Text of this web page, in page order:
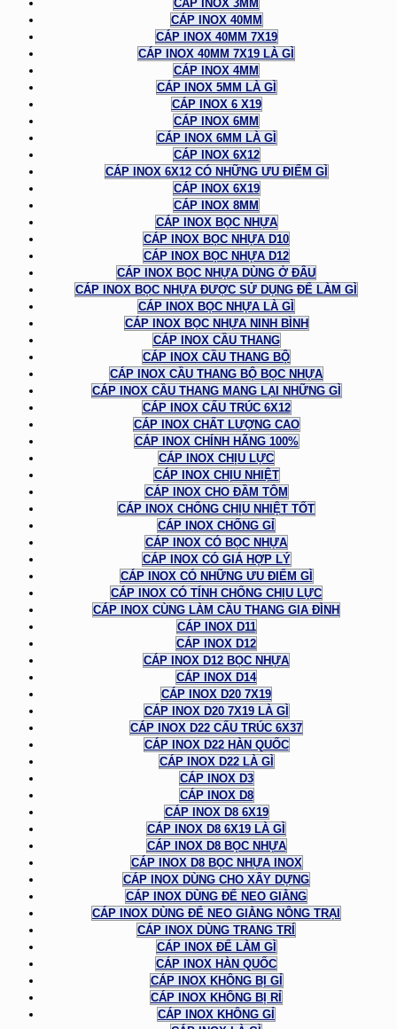
CÁP INOX 3MM
CÁP INOX 40MM
CÁP INOX 40MM 7X19
CÁP INOX 40MM 7X19 LÀ GÌ
CÁP INOX 4MM
CÁP INOX 5MM LÀ GÌ
CÁP INOX 6 X19
CÁP INOX 6MM
CÁP INOX 6MM LÀ GÌ
CÁP INOX 6X12
CÁP INOX 6X12 CÓ NHỮNG ƯU ĐIỂM GÌ
CÁP INOX 6X19
CÁP INOX 8MM
CÁP INOX BỌC NHỰA
CÁP INOX BỌC NHỰA D10
CÁP INOX BỌC NHỰA D12
CÁP INOX BỌC NHỰA DÙNG Ở ĐÂU
CÁP INOX BỌC NHỰA ĐƯỢC SỬ DỤNG ĐỂ LÀM GÌ
CÁP INOX BỌC NHỰA LÀ GÌ
CÁP INOX BỌC NHỰA NINH BÌNH
CÁP INOX CẦU THANG
CÁP INOX CẦU THANG BỘ
CÁP INOX CẦU THANG BỘ BỌC NHỰA
CÁP INOX CẦU THANG MANG LẠI NHỮNG GÌ
CÁP INOX CẤU TRÚC 6X12
CÁP INOX CHẤT LƯỢNG CAO
CÁP INOX CHÍNH HÃNG 100%
CÁP INOX CHỊU LỰC
CÁP INOX CHỊU NHIỆT
CÁP INOX CHO ĐẦM TÔM
CÁP INOX CHỐNG CHỊU NHIỆT TỐT
CÁP INOX CHỐNG GỈ
CÁP INOX CÓ BỌC NHỰA
CÁP INOX CÓ GIÁ HỢP LÝ
CÁP INOX CÓ NHỮNG ƯU ĐIỂM GÌ
CÁP INOX CÓ TÍNH CHỐNG CHỊU LỰC
CÁP INOX CÙNG LÀM CẦU THANG GIA ĐÌNH
CÁP INOX D11
CÁP INOX D12
CÁP INOX D12 BỌC NHỰA
CÁP INOX D14
CÁP INOX D20 7X19
CÁP INOX D20 7X19 LÀ GÌ
CÁP INOX D22 CẤU TRÚC 6X37
CÁP INOX D22 HÀN QUỐC
CÁP INOX D22 LÀ GÌ
CÁP INOX D3
CÁP INOX D8
CÁP INOX D8 6X19
CÁP INOX D8 6X19 LÀ GÌ
CÁP INOX D8 BỌC NHỰA
CÁP INOX D8 BỌC NHỰA INOX
CÁP INOX DÙNG CHO XÂY DỰNG
CÁP INOX DÙNG ĐỂ NEO GIẰNG
CÁP INOX DÙNG ĐỂ NEO GIẰNG NÔNG TRẠI
CÁP INOX DÙNG TRANG TRÍ
CÁP INOX ĐỂ LÀM GÌ
CÁP INOX HÀN QUỐC
CÁP INOX KHÔNG BỊ GỈ
CÁP INOX KHÔNG BỊ RỈ
CÁP INOX KHÔNG GỈ